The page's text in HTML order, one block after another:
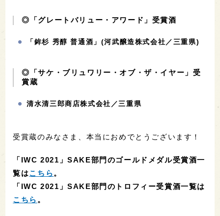
◎「グレートバリュー・アワード」受賞酒
「鉾杉 秀醇 普通酒」(河武醸造株式会社／三重県)
◎「サケ・ブリュワリー・オブ・ザ・イヤー」受
賞蔵
清水清三郎商店株式会社／三重県
受賞蔵のみなさま、本当におめでとうございます！
「IWC 2021」SAKE部門のゴールドメダル受賞酒一
覧はこちら。
「IWC 2021」SAKE部門のトロフィー受賞酒一覧は
こちら 。